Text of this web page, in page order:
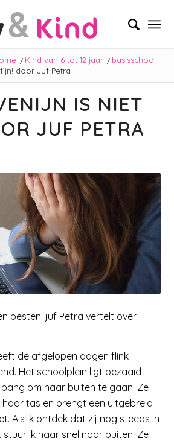
/ Kind van 6 tot 12 jaar / basisschool
door Juf Petra
IS NIET
JUF PETRA
pesten: juf Petra vertelt over
de afgelopen dagen flink
Het schoolplein ligt bezaaid
bang om naar buiten te gaan. Ze
tas en brengt een uitgebreid
Als ik ontdek dat zij nog steeds in
stuur ik haar snel naar buiten. Ze